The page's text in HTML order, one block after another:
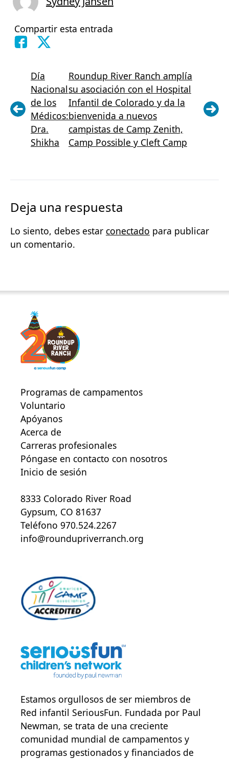
Compartir esta entrada
Día
Nacional
de los
Médicos:
Dra.
Shikha
Roundup River Ranch amplía
su asociación con el Hospital
Infantil de Colorado y da la
bienvenida a nuevos
campistas de Camp Zenith,
Camp Possible y Cleft Camp
Deja una respuesta
Lo siento, debes estar conectado para publicar
un comentario.
Programas de campamentos
Voluntario
Apóyanos
Acerca de
Carreras profesionales
Póngase en contacto con nosotros
Inicio de sesión
8333 Colorado River Road
Gypsum, CO 81637
Teléfono 970.524.2267
info@roundupriverranch.org
Estamos orgullosos de ser miembros de
Red infantil SeriousFun. Fundada por Paul
Newman, se trata de una creciente
comunidad mundial de campamentos y
programas gestionados y financiados de